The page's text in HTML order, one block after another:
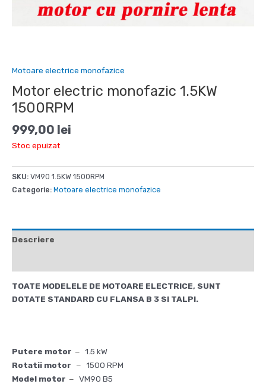
Motoare electrice monofazice
Motor electric monofazic 1.5KW
1500RPM
999,00 lei
Stoc epuizat
SKU: VM90 1.5KW 1500RPM
Categorie: Motoare electrice monofazice
Descriere
TOATE MODELELE DE MOTOARE ELECTRICE, SUNT
DOTATE STANDARD CU FLANSA B 3 SI TALPI.
Putere motor – 1.5 kW
Rotatii motor
– 1500 RPM
Model motor – VM90 B5